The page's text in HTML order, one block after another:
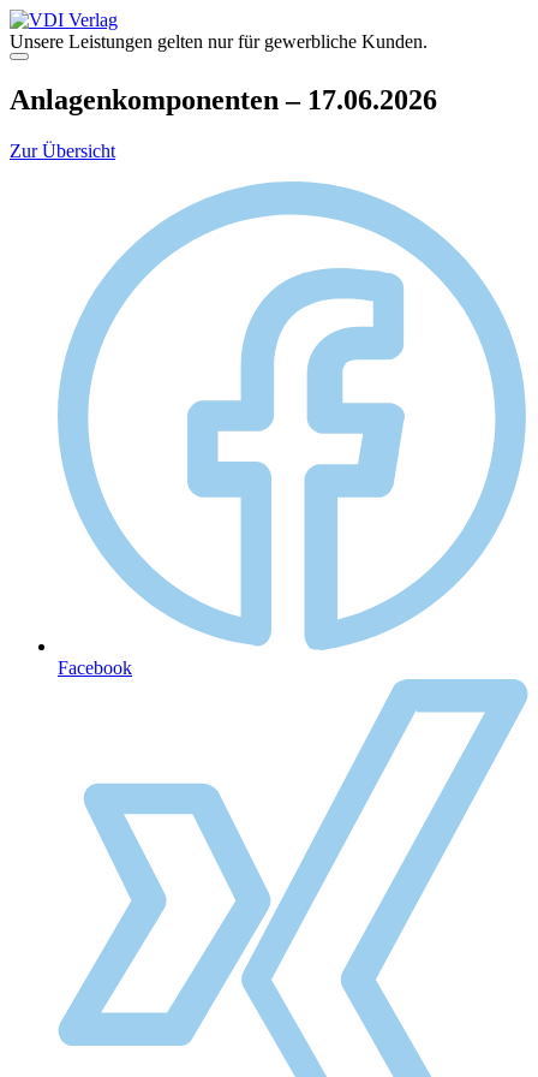
Zum
Inhalt
springen
Unsere Leistungen gelten nur für gewerbliche Kunden.
Menü
Anlagenkomponenten – 17.06.2026
Zur Übersicht
Facebook